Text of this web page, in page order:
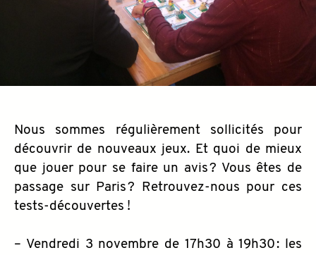
Nous sommes régulièrement sollicités pour
découvrir de nouveaux jeux. Et quoi de mieux
que jouer pour se faire un avis ? Vous êtes de
passage sur Paris ? Retrouvez-nous pour ces
tests-découvertes !
– Vendredi 3 novembre de 17h30 à 19h30 : les